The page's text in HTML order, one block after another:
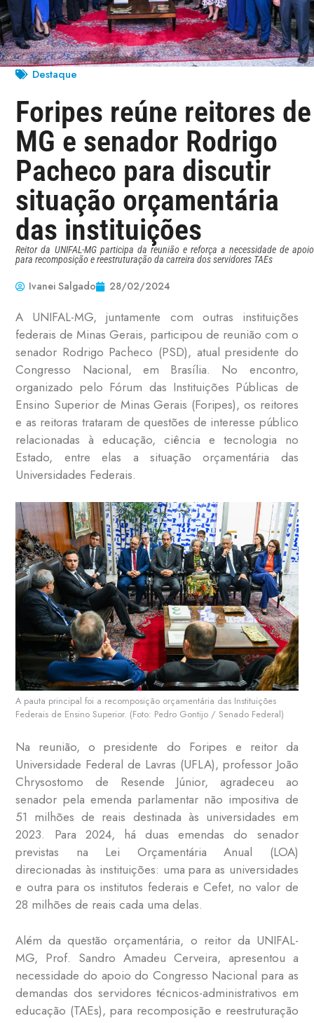
Destaque
Foripes reúne reitores de
MG e senador Rodrigo
Pacheco para discutir
situação orçamentária
das instituições
Reitor da UNIFAL-MG participa da reunião e reforça a necessidade de apoio
para recomposição e reestruturação da carreira dos servidores TAEs
Ivanei Salgado 28/02/2024
A UNIFAL-MG, juntamente com outras instituições
federais de Minas Gerais, participou de reunião com o
senador Rodrigo Pacheco (PSD), atual presidente do
Congresso Nacional, em Brasília. No encontro,
organizado pelo Fórum das Instituições Públicas de
Ensino Superior de Minas Gerais (Foripes), os reitores
e as reitoras trataram de questões de interesse público
relacionadas à educação, ciência e tecnologia no
Estado, entre elas a situação orçamentária das
Universidades Federais.
A pauta principal foi a recomposição orçamentária das Instituições
Federais de Ensino Superior. (Foto: Pedro Gontijo / Senado Federal)
Na reunião, o presidente do Foripes e reitor da
Universidade Federal de Lavras (UFLA), professor João
Chrysostomo de Resende Júnior, agradeceu ao
senador pela emenda parlamentar não impositiva de
51 milhões de reais destinada às universidades em
2023. Para 2024, há duas emendas do senador
previstas na Lei Orçamentária Anual (LOA)
direcionadas às instituições: uma para as universidades
e outra para os institutos federais e Cefet, no valor de
28 milhões de reais cada uma delas.
Além da questão orçamentária, o reitor da UNIFAL-
MG, Prof. Sandro Amadeu Cerveira, apresentou a
necessidade do apoio do Congresso Nacional para as
demandas dos servidores técnicos-administrativos em
educação (TAEs), para recomposição e reestruturação